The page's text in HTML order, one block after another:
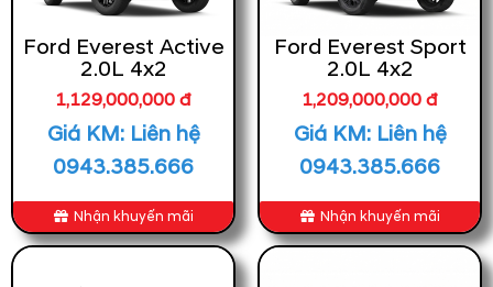
Ford Everest Active
2.0L 4x2
1,129,000,000 đ
Giá KM: Liên hệ
0943.385.666
Nhận khuyến mãi
Ford Everest Sport
2.0L 4x2
1,209,000,000 đ
Giá KM: Liên hệ
0943.385.666
Nhận khuyến mãi